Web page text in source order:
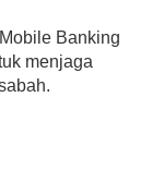
Banking
menjaga